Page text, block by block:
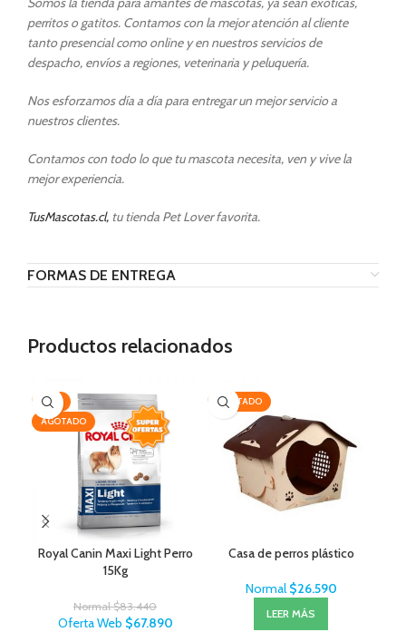
perritos o gatitos. Contamos con la mejor atención al cliente
tanto presencial como online y en nuestros servicios de
despacho, envíos a regiones, veterinaria y peluquería.
Nos esforzamos día a día para entregar un mejor servicio a
nuestros clientes.
Contamos con todo lo que tu mascota necesita, ven y vive la
mejor experiencia.
TusMascotas.cl, tu tienda Pet Lover favorita.
FORMAS DE ENTREGA
Productos relacionados
-19%
AGOTADO
Royal Canin Maxi Light Perro
15Kg
Normal$83.440
Oferta Web $67.890
AGOTADO
Casa de perros plástico
Normal $26.590
LEER MÁS